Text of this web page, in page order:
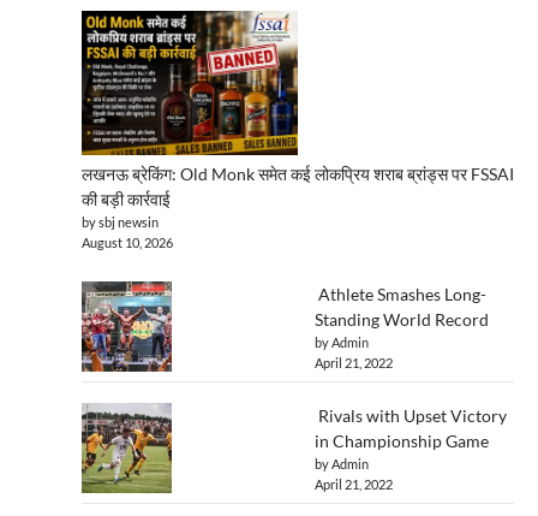
लखनऊ ब्रेकिंग: Old Monk समेत कई लोकप्रिय शराब ब्रांड्स पर FSSAI
की बड़ी कार्रवाई
by sbj newsin
August 10, 2026
Athlete Smashes Long-
Standing World Record
by Admin
April 21, 2022
Rivals with Upset Victory
in Championship Game
by Admin
April 21, 2022